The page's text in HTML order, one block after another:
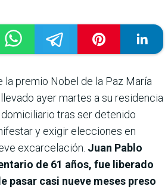
la premio Nobel de la Paz María
ayer martes a su residencia
tras ser detenido
y exigir elecciones en
excarcelación. Juan Pablo
de 61 años, fue liberado
pasar casi nueve meses preso